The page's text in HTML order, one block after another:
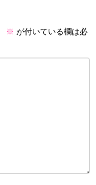
※ が付いている欄は必